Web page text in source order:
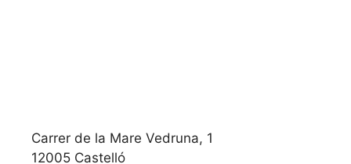
Carrer de la Mare Vedruna, 1
12005 Castelló